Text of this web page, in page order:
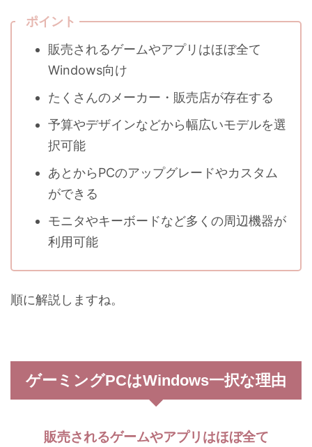
ポイント
販売されるゲームやアプリはほぼ全て
Windows向け
たくさんのメーカー・販売店が存在する
予算やデザインなどから幅広いモデルを選
択可能
あとからPCのアップグレードやカスタム
ができる
モニタやキーボードなど多くの周辺機器が
利用可能
順に解説しますね。
ゲーミングPCはWindows一択な理由
販売されるゲームやアプリはほぼ全て